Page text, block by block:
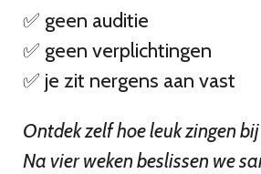
✅ geen auditie
✅ geen verplichtingen
✅ je zit nergens aan vast
Ontdek zelf hoe leuk zingen
Na vier weken beslissen we